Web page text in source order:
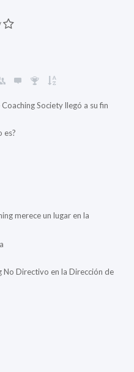
Society llegó a su fin
es?
merece un lugar en la
No Directivo en la Dirección de